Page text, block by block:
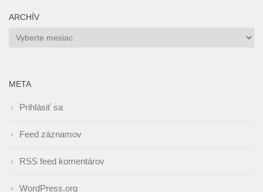
ARCHÍV
Archív
META
Prihlásiť sa
Feed záznamov
RSS feed komentárov
WordPress.org